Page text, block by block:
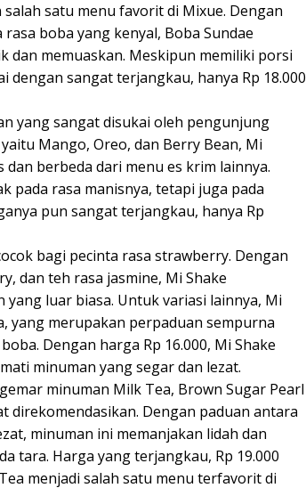
satu menu favorit di Mixue. Dengan
boba yang kenyal, Boba Sundae
dan memuaskan. Meskipun memiliki porsi
dengan sangat terjangkau, hanya Rp 18.000
yang sangat disukai oleh pengunjung
Mango, Oreo, dan Berry Bean, Mi
berbeda dari menu es krim lainnya.
pada rasa manisnya, tetapi juga pada
pun sangat terjangkau, hanya Rp
bagi pecinta rasa strawberry. Dengan
dan teh rasa jasmine, Mi Shake
luar biasa. Untuk variasi lainnya, Mi
yang merupakan perpaduan sempurna
Dengan harga Rp 16.000, Mi Shake
minuman yang segar dan lezat.
minuman Milk Tea, Brown Sugar Pearl
direkomendasikan. Dengan paduan antara
minuman ini memanjakan lidah dan
tara. Harga yang terjangkau, Rp 19.000
menjadi salah satu menu terfavorit di